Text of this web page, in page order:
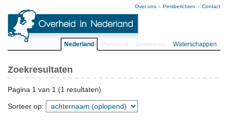
Over ons Persberichten Contact
Nederland Waterschappen
Zoekresultaten
Pagina 1 van 1 (1 resultaten)
Sorteer op: